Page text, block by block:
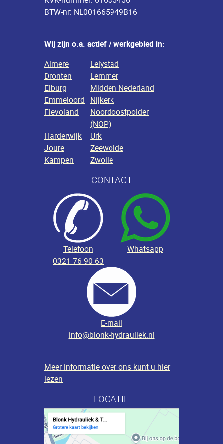
BTW-nr: NL001665949B16
Wij zijn o.a. actief / werkgebied in:
Almere
Lelystad
Dronten
Lemmer
Elburg
Midden Nederland
Emmeloord Nijkerk
Flevoland
Noordoostpolder
(NOP)
Harderwijk
Urk
Joure
Zeewolde
Kampen
Zwolle
CONTACT
Telefoon
Whatsapp
0321 76 90 63
E-mail
info@blonk-hydrauliek.nl
Meer informatie over ons kunt u hier
lezen
LOCATIE